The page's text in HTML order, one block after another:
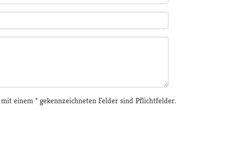
einem * gekennzeichneten Felder sind Pflichtfelder.